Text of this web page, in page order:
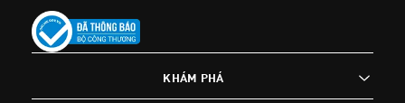
KHÁM PHÁ